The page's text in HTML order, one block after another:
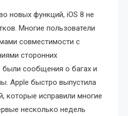
новых функций, iOS 8 не
Многие пользователи
совместимости с
сторонних
были сообщения о багах и
Apple быстро выпустила
которые исправили многие
несколько недель